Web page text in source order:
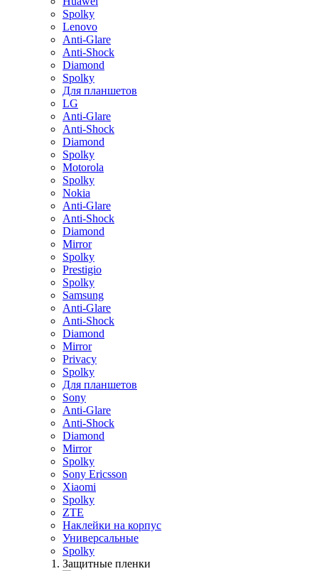
Spolky
Lenovo
Anti-Glare
Anti-Shock
Diamond
Spolky
Для планшетов
LG
Anti-Glare
Anti-Shock
Diamond
Spolky
Motorola
Spolky
Nokia
Anti-Glare
Anti-Shock
Diamond
Mirror
Spolky
Prestigio
Spolky
Samsung
Anti-Glare
Anti-Shock
Diamond
Mirror
Privacy
Spolky
Для планшетов
Sony
Anti-Glare
Anti-Shock
Diamond
Mirror
Spolky
Sony Ericsson
Xiaomi
Spolky
ZTE
Наклейки на корпус
Универсальные
Spolky
Защитные пленки